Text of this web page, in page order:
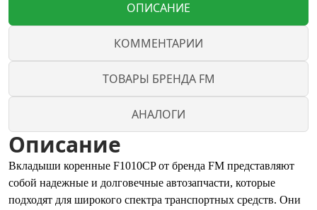
ОПИСАНИЕ
КОММЕНТАРИИ
ТОВАРЫ БРЕНДА FM
АНАЛОГИ
Описание
Вкладыши коренные F1010CP от бренда FM представляют
собой надежные и долговечные автозапчасти, которые
подходят для широкого спектра транспортных средств. Они